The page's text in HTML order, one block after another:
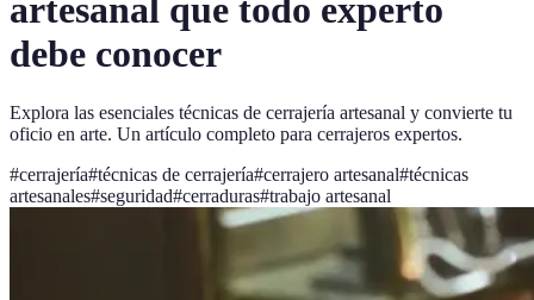
artesanal que todo experto
debe conocer
Explora las esenciales técnicas de cerrajería artesanal y convierte tu
oficio en arte. Un artículo completo para cerrajeros expertos.
#cerrajería#técnicas de cerrajería#cerrajero artesanal#técnicas
artesanales#seguridad#cerraduras#trabajo artesanal